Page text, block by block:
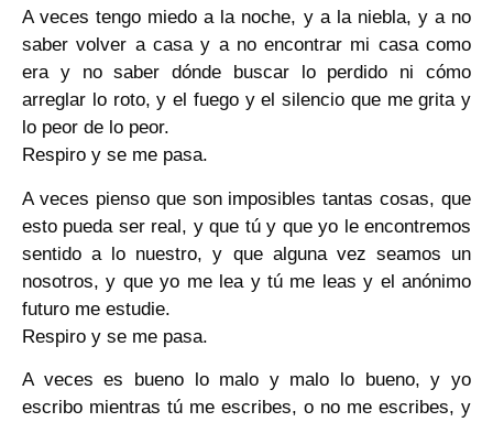
A veces tengo miedo a la noche, y a la niebla, y a no
saber volver a casa y a no encontrar mi casa como
era y no saber dónde buscar lo perdido ni cómo
arreglar lo roto, y el fuego y el silencio que me grita y
lo peor de lo peor.
Respiro y se me pasa.
A veces pienso que son imposibles tantas cosas, que
esto pueda ser real, y que tú y que yo le encontremos
sentido a lo nuestro, y que alguna vez seamos un
nosotros, y que yo me lea y tú me leas y el anónimo
futuro me estudie.
Respiro y se me pasa.
A veces es bueno lo malo y malo lo bueno, y yo
escribo mientras tú me escribes, o no me escribes, y